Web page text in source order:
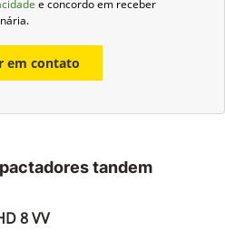
e concordo em receber
em contato
tandem
8 VV